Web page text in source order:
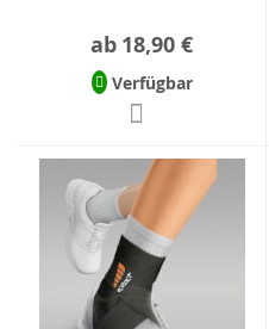
ab 18,90 €
Verfügbar